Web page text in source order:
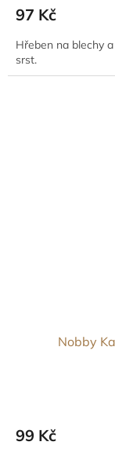
97 Kč
Hřeben na blechy
srst.
Nobby
99 Kč